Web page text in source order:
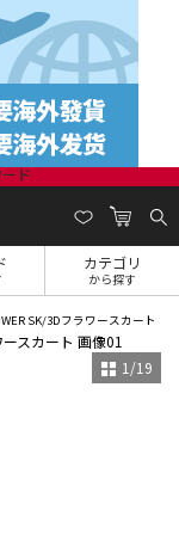
カテゴリ
から探す
SK/3Dフラワースカート
1 /19